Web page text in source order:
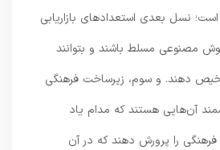
بعدی استعدادهای بازاریابی
مسلط باشند و بتوانند
و سوم، زیرساخت فرهنگی
هستند که مدام یاد
را پرورش دهند که در آن